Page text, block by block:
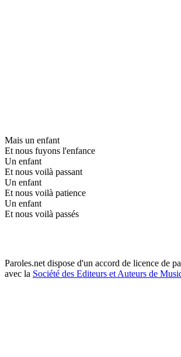
Mais un enfant
Et nous fuyons l'enfance
Un enfant
Et nous voilà passant
Un enfant
Et nous voilà patience
Un enfant
Et nous voilà passés
Paroles.net dispose d'un accord de licence de
avec la Société des Editeurs et Auteurs de